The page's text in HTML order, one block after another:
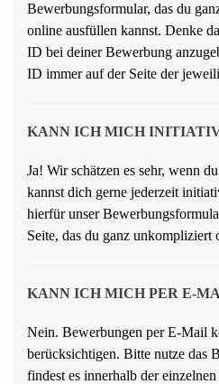
Bewerbungsformular, das du
online ausfüllen kannst. Denke
ID bei deiner Bewerbung
ID immer auf der Seite der
KANN ICH MICH
Ja! Wir schätzen es sehr, wenn
kannst dich gerne jederzeit
hierfür unser
Seite, das du ganz unkompliziert
KANN ICH MICH PER E-
Nein. Bewerbungen per E-Mail
berücksichtigen. Bitte nutze das
findest es innerhalb der